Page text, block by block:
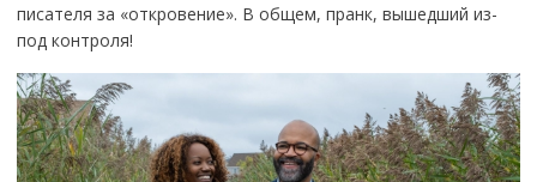
писателя за «откровение». В общем, пранк, вышедший из-
под контроля!